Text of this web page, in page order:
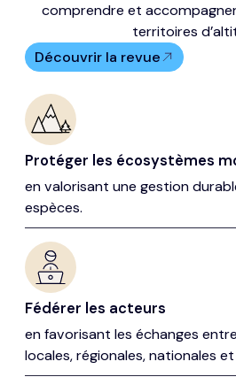
comprendre et
territoires
Découvrir la revue
Protéger les écosystèmes
en valorisant une gestion
espèces.
Fédérer les acteurs
en favorisant les échanges
locales, régionales, nationales